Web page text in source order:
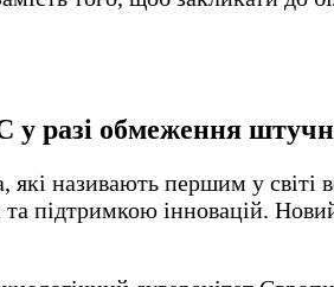
у разі обмеження
називають першим у світі
підтримкою інновацій.